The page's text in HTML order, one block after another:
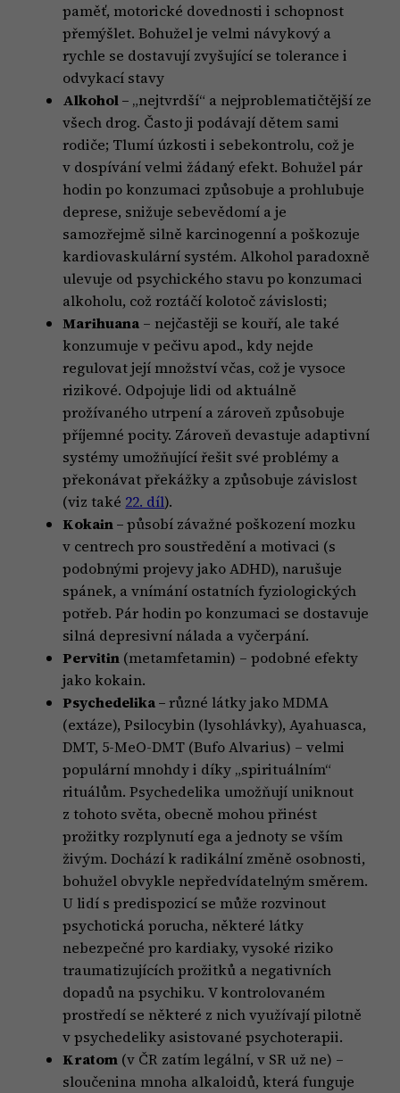
paměť, motorické dovednosti i schopnost
přemýšlet. Bohužel je velmi návykový a
rychle se dostavují zvyšující se tolerance i
odvykací stavy
Alkohol – „nejtvrdší“ a nejproblematičtější ze
všech drog. Často ji podávají dětem sami
rodiče; Tlumí úzkosti i sebekontrolu, což je
v dospívání velmi žádaný efekt. Bohužel pár
hodin po konzumaci způsobuje a prohlubuje
deprese, snižuje sebevědomí a je
samozřejmě silně karcinogenní a poškozuje
kardiovaskulární systém. Alkohol paradoxně
ulevuje od psychického stavu po konzumaci
alkoholu, což roztáčí kolotoč závislosti;
Marihuana – nejčastěji se kouří, ale také
konzumuje v pečivu apod., kdy nejde
regulovat její množství včas, což je vysoce
rizikové. Odpojuje lidi od aktuálně
prožívaného utrpení a zároveň způsobuje
příjemné pocity. Zároveň devastuje adaptivní
systémy umožňující řešit své problémy a
překonávat překážky a způsobuje závislost
(viz také 22. díl).
Kokain –působí závažné poškození mozku
v centrech pro soustředění a motivaci (s
podobnými projevy jako ADHD), narušuje
spánek, a vnímání ostatních fyziologických
potřeb. Pár hodin po konzumaci se dostavuje
silná depresivní nálada a vyčerpání.
Pervitin (metamfetamin) – podobné efekty
jako kokain.
Psychedelika –různé látky jako MDMA
(extáze), Psilocybin (lysohlávky), Ayahuasca,
DMT, 5-MeO-DMT (Bufo Alvarius) – velmi
populární mnohdy i díky „spirituálním“
rituálům. Psychedelika umožňují uniknout
z tohoto světa, obecně mohou přinést
prožitky rozplynutí ega a jednoty se vším
živým. Dochází k radikální změně osobnosti,
bohužel obvykle nepředvídatelným směrem.
U lidí s predispozicí se může rozvinout
psychotická porucha, některé látky
nebezpečné pro kardiaky, vysoké riziko
traumatizujících prožitků a negativních
dopadů na psychiku. V kontrolovaném
prostředí se některé z nich využívají pilotně
v psychedeliky asistované psychoterapii.
Kratom (v ČR zatím legální, v SR už ne) –
sloučenina mnoha alkaloidů, která funguje